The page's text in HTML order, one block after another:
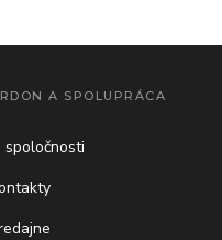
A SPOLUPRÁCA
spoločnosti